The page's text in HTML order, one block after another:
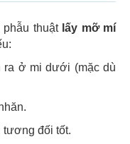
thuật lấy mỡ mí
ra ở mi dưới (mặc dù
đối tốt.